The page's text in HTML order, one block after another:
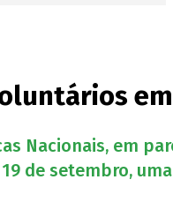
Nacionais, em
de setembro,